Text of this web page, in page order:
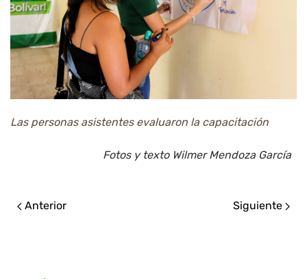
Las personas asistentes evaluaron la capacitación
Fotos y texto Wilmer Mendoza García
Anterior Siguiente